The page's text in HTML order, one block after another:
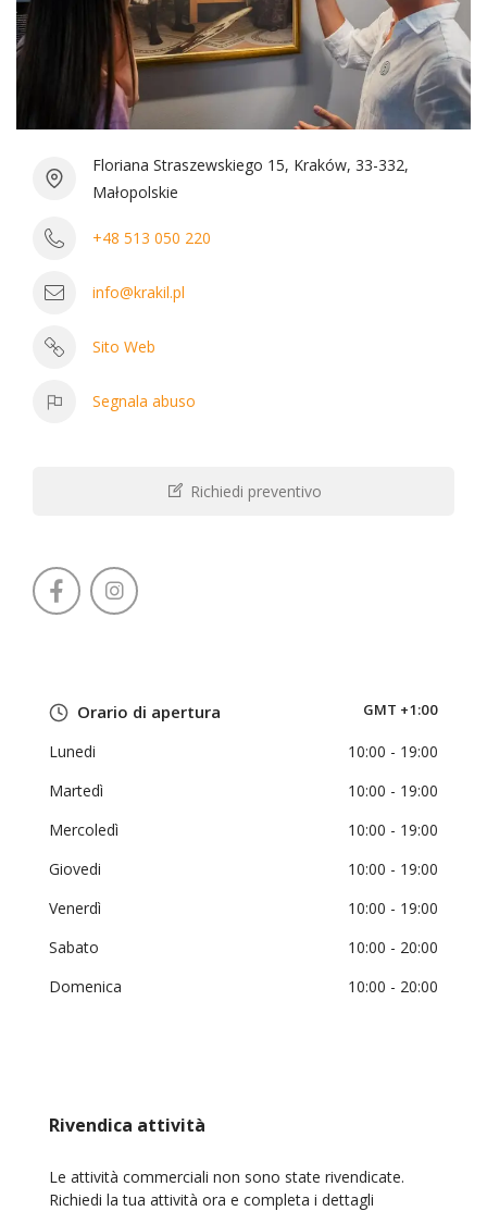
Floriana Straszewskiego 15, Kraków, 33-332,
Małopolskie
+48 513 050 220
info@krakil.pl
Sito Web
Segnala abuso
Richiedi preventivo
Orario di apertura GMT +1:00
Lunedi 10:00 - 19:00
Martedì
10:00 - 19:00
Mercoledì
10:00 - 19:00
Giovedi
10:00 - 19:00
Venerdì
10:00 - 19:00
Sabato
10:00 - 20:00
Domenica
10:00 - 20:00
Rivendica attività
Le attività commerciali non sono state rivendicate.
Richiedi la tua attività ora e completa i dettagli